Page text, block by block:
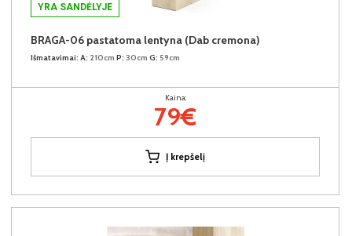
YRA SANDĖLYJE
BRAGA-06 pastatoma lentyna (Dab cremona)
Išmatavimai: A: 210cm P: 30cm G: 59cm
Kaina:
79€
Į krepšelį